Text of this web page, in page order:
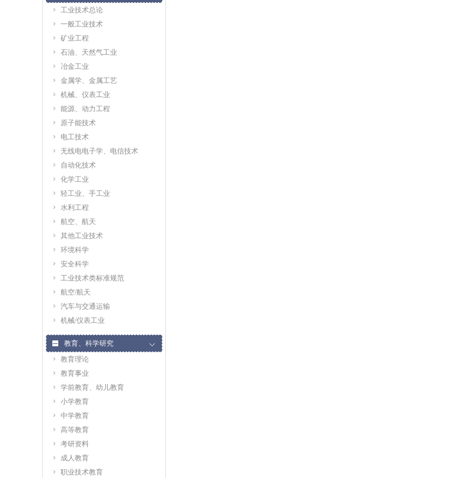
工业技术总论
一般工业技术
矿业工程
石油、天然气工业
冶金工业
金属学、金属工艺
机械、仪表工业
能源、动力工程
原子能技术
电工技术
无线电电子学、电信技术
自动化技术
化学工业
轻工业、手工业
水利工程
航空、航天
其他工业技术
环境科学
安全科学
工业技术类标准规范
航空/航天
汽车与交通运输
机械/仪表工业
教育、科学研究
教育理论
教育事业
学前教育、幼儿教育
小学教育
中学教育
高等教育
考研资料
成人教育
职业技术教育